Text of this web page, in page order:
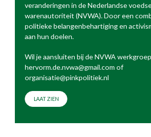
veranderingen in de Nederlandse
warenautoriteit (NVWA). Door een
politieke belangenbehartiging en
aan hun doelen.
Wil je aansluiten bij de NVWA
hervorm.de.nvwa@gmail.com of
organisatie@pinkpolitiek.nl
LAAT ZIEN